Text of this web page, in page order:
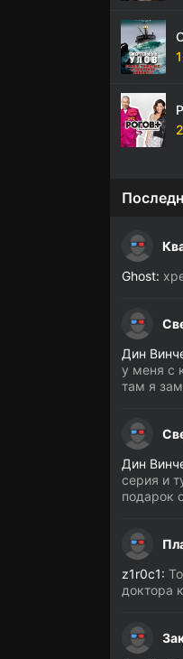
Ghost:
Дин
у меня с
там я
Дин
серия и
подарок
z1r0c1:
доктора